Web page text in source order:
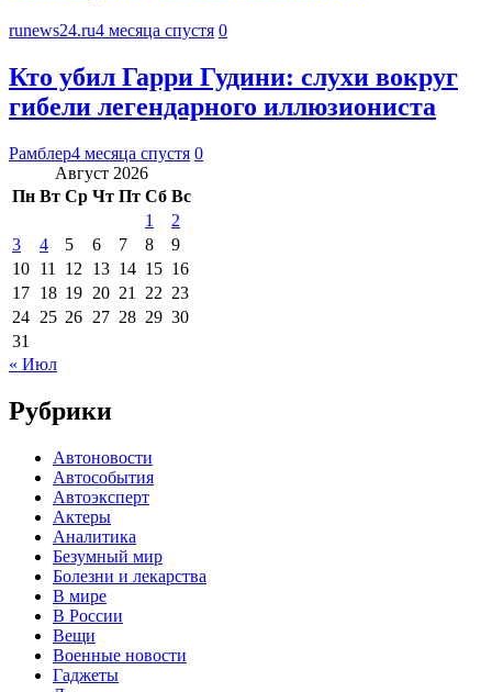
runews24.ru4 месяца спустя 0
Кто убил Гарри Гудини: слухи вокруг
гибели легендарного иллюзиониста
Рамблер4 месяца спустя 0
Август 2026
Пн Вт Ср Чт Пт Сб Вс
1
2
3
4 5 6 7 8
9
10 11 12 13 14 15 16
17 18 19 20 21 22 23
24 25 26 27 28 29 30
31
« Июл
Рубрики
Автоновости
Автособытия
Автоэксперт
Актеры
Аналитика
Безумный мир
Болезни и лекарства
В мире
В России
Вещи
Военные новости
Гаджеты